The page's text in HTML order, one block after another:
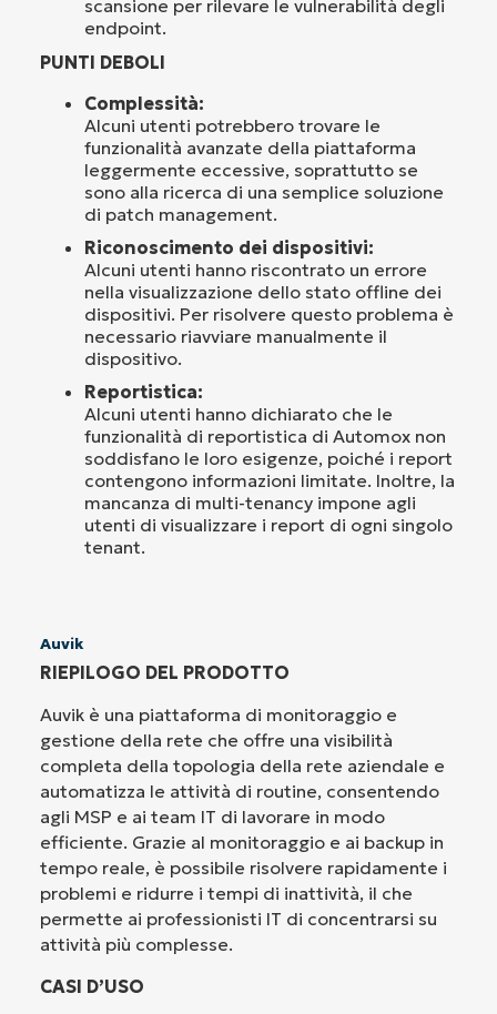
scansione per rilevare le vulnerabilità degli
endpoint.
PUNTI DEBOLI
Complessità:
Alcuni utenti potrebbero trovare le
funzionalità avanzate della piattaforma
leggermente eccessive, soprattutto se
sono alla ricerca di una semplice soluzione
di patch management.
Riconoscimento dei dispositivi:
Alcuni utenti hanno riscontrato un errore
nella visualizzazione dello stato offline dei
dispositivi. Per risolvere questo problema è
necessario riavviare manualmente il
dispositivo.
Reportistica:
Alcuni utenti hanno dichiarato che le
funzionalità di reportistica di Automox non
soddisfano le loro esigenze, poiché i report
contengono informazioni limitate. Inoltre, la
mancanza di multi-tenancy impone agli
utenti di visualizzare i report di ogni singolo
tenant.
Auvik
RIEPILOGO DEL PRODOTTO
Auvik è una piattaforma di monitoraggio e
gestione della rete che offre una visibilità
completa della topologia della rete aziendale e
automatizza le attività di routine, consentendo
agli MSP e ai team IT di lavorare in modo
efficiente. Grazie al monitoraggio e ai backup in
tempo reale, è possibile risolvere rapidamente i
problemi e ridurre i tempi di inattività, il che
permette ai professionisti IT di concentrarsi su
attività più complesse.
CASI D’USO